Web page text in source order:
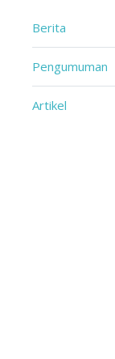
Berita
Pengumuman
Artikel